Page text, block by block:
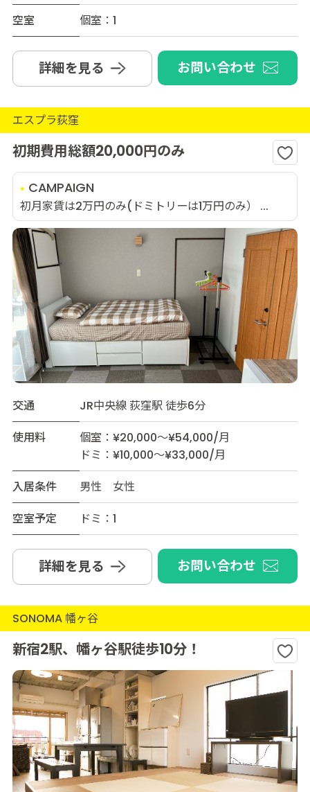
空室
個室：1
詳細を見る お問い合わせ
エスプラ荻窪
初期費用総額20,000円のみ
CAMPAIGN
初月家賃は2万円のみ(ドミトリーは1万円のみ） ...
交通
JR中央線 荻窪駅 徒歩6分
使用料
個室：¥20,000～¥54,000/月
ドミ：¥10,000～¥33,000/月
入居条件
男性 女性
空室予定
ドミ：1
詳細を見る お問い合わせ
SONOMA 幡ヶ谷
新宿2駅、幡ヶ谷駅徒歩10分！